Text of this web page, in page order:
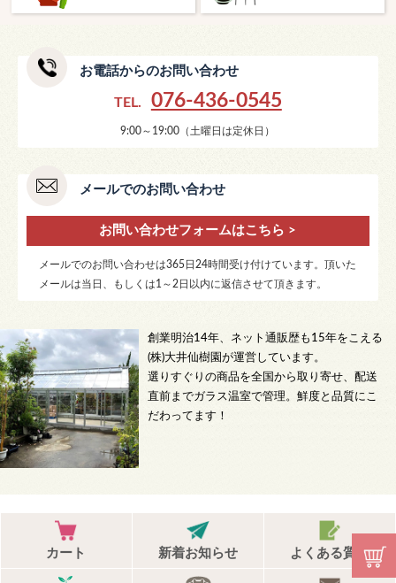
お電話からのお問い合わせ
TEL. 076-436-0545
9:00～19:00（土曜日は定休日）
メールでのお問い合わせ
お問い合わせフォームはこちら >
メールでのお問い合わせは365日24時間受け付けています。頂いた
メールは当日、もしくは1～2日以内に返信させて頂きます。
創業明治14年、ネット通販歴も15年をこえる
(株)大井仙樹園が運営しています。
選りすぐりの商品を全国から取り寄せ、配送
直前までガラス温室で管理。鮮度と品質にこ
だわってます！
カート 新着お知らせ よくある質問